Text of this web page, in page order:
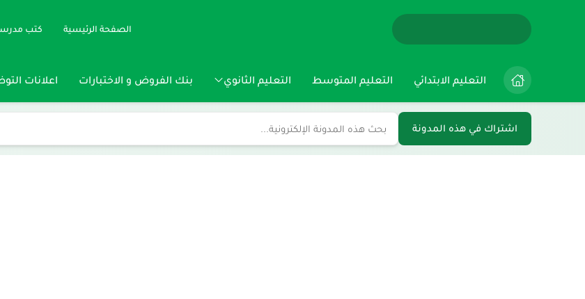
الصفحة الرئيسية كتب
التعليم الابتدائي التعليم المتوسط التعليم الثانوي بنك الفروض و الاختبارات اعلانات
اشتراك في هذه المدونة